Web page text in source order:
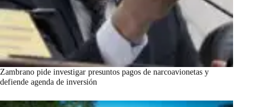
Zambrano pide investigar presuntos pagos de narcoavionetas y
defiende agenda de inversión